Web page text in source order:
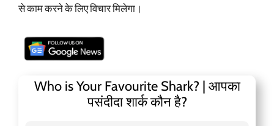
से काम करने के लिए विचार मिलेगा।
Who is Your Favourite Shark? | आपका
पसंदीदा शार्क कौन है?